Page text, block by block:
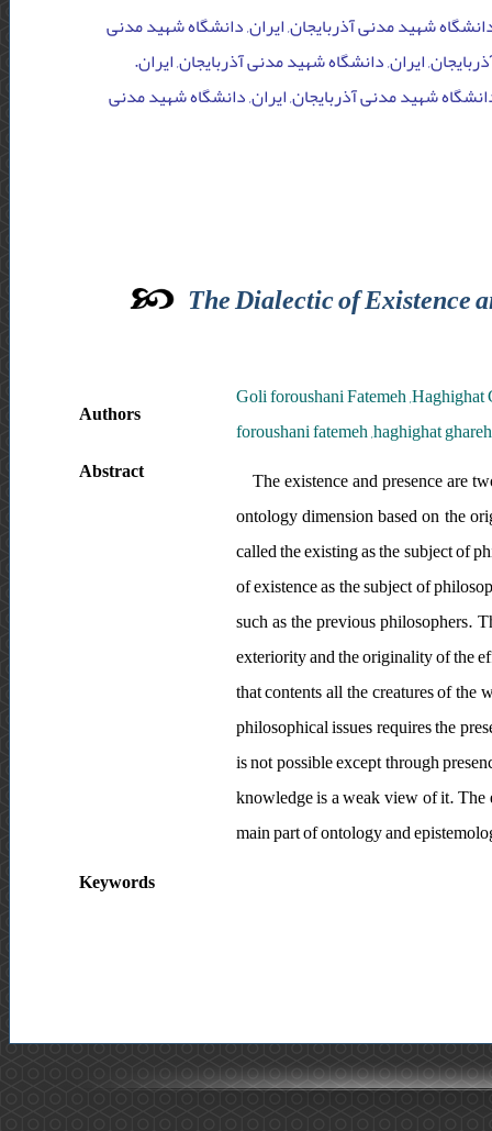
شهید مدنی آذربایجان, ایران, دانشگاه شهید مدنی
ایران, دانشگاه شهید مدنی آذربایجان, ایران.
شهید مدنی آذربایجان, ایران, دانشگاه شهید مدنی
The Dialectic of Existence
Authors
Goli foroushani Fatemeh
foroushani fatemeh ,haghighat
Abstract
The existence and presence are
ontology dimension based on the
called the existing as the subject of
of existence as the subject of
such as the previous philosophers.
exteriority and the originality of the
that contents all the creatures of
philosophical issues requires the
is not possible except through
knowledge is a weak view of it. The
main part of ontology and
Keywords